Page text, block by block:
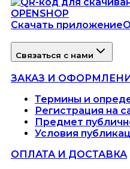
Скачать приложение
Связаться с нами
ЗАКАЗ И
Термины и
Регистрация на
Предмет
Условия
ОПЛАТА И ДОСТАВКА